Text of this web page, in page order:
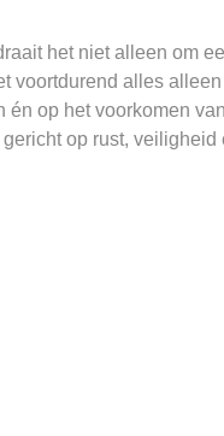
het niet alleen om
voortdurend alles
én op het voorkomen
op rust, veiligheid